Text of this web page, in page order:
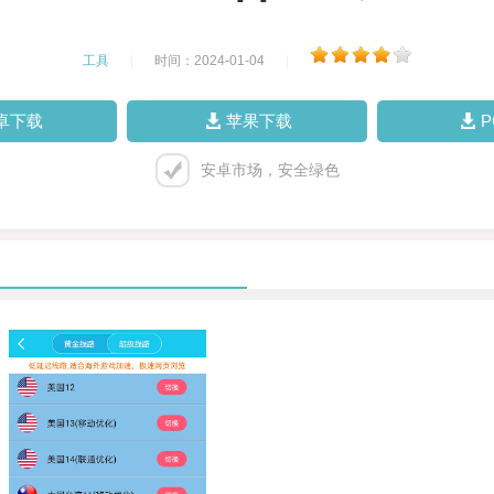
工具 时间：2024-01-04
下载 苹果下载
安卓市场，安全绿色